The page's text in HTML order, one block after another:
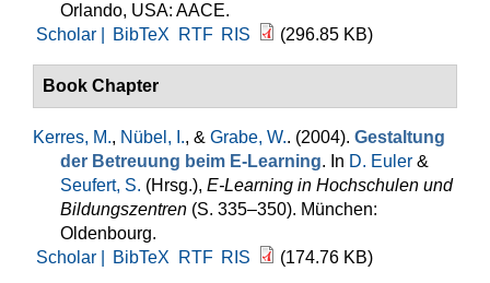
Orlando, USA: AACE.
Scholar |
BibTeX RTF RIS (296.85 KB)
Book Chapter
Kerres, M., Nübel, I., & Grabe, W.. (2004). Gestaltung
der Betreuung beim E-Learning. In D. Euler &
Seufert, S. (Hrsg.), E-Learning in Hochschulen und
Bildungszentren (S. 335–350). München:
Oldenbourg.
Scholar |
BibTeX RTF RIS (174.76 KB)